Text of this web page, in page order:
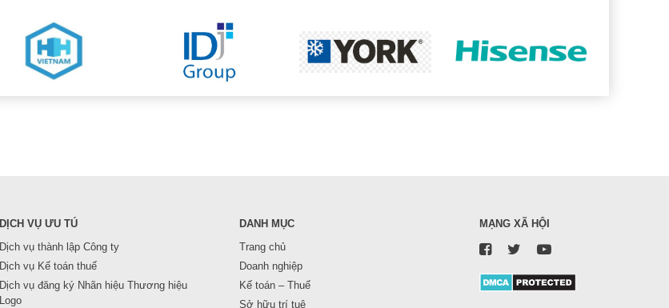
DỊCH VỤ ƯU TÚ
Dịch vụ thành lập Công ty
Dịch vụ Kế toán thuế
Dịch vụ đăng ký Nhãn hiệu Thương hiệu
Logo
DANH MỤC
Trang chủ
Doanh nghiệp
Kế toán – Thuế
Sở hữu trí tuệ
MẠNG XÃ HỘI